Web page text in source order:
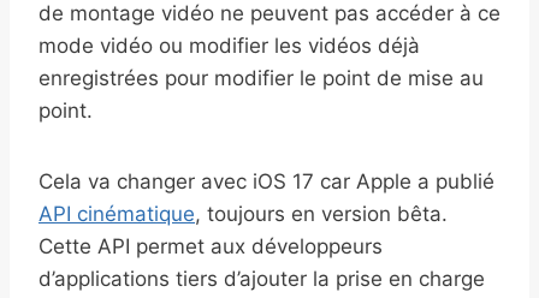
de montage vidéo ne peuvent pas accéder à ce
mode vidéo ou modifier les vidéos déjà
enregistrées pour modifier le point de mise au
point.
Cela va changer avec iOS 17 car Apple a publié
API cinématique, toujours en version bêta.
Cette API permet aux développeurs
d’applications tiers d’ajouter la prise en charge